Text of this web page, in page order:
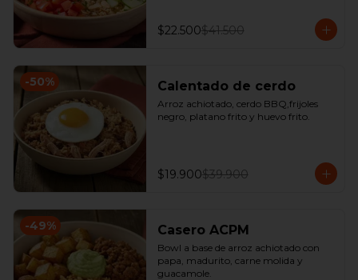
$22.500$41.500
-50% Calentado de cerdo
Arroz achiotado, cerdo BBQ,frijoles
negro, platano frito y huevo frito.
$19.900$39.900
-49% Casero ACPM
Bowl a base de arroz achiotado con
papa, madurito, carne molida y
guacamole.